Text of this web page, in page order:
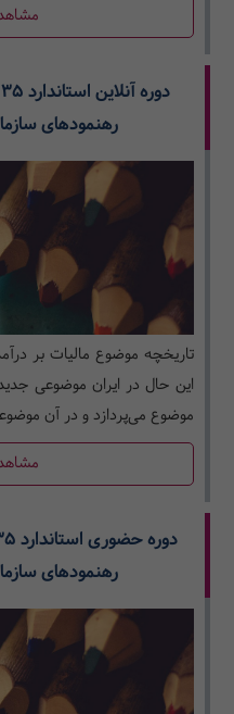
رهنمودهای
تاریخچه موضوع مالیات بر
موضوع می‌پردازد و در آن
رهنمودهای